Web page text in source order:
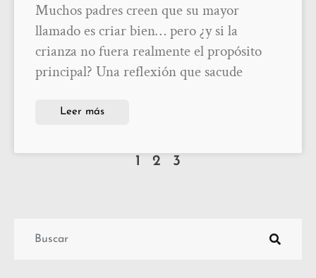
Muchos padres creen que su mayor
llamado es criar bien… pero ¿y si la
crianza no fuera realmente el propósito
principal? Una reflexión que sacude
Leer más
1 2 3